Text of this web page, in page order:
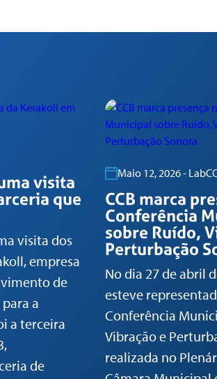
visita
que
visita dos
empresa
de
a
a terceira
de
Maio 12, 2026 -
CCB marca
Conferência
sobre Ruído,
Perturbação
No dia 27 de abril
esteve
Conferência
Vibração e
realizada no